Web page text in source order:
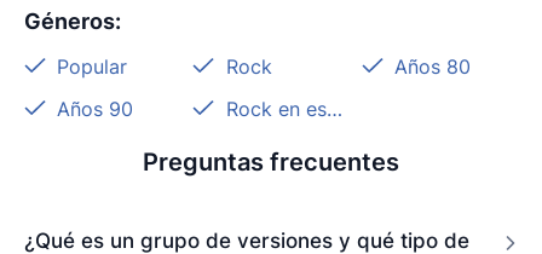
Géneros:
Popular Rock
Años 80
Años 90
Rock en español
Preguntas frecuentes
¿Qué es un grupo de versiones y qué tipo de